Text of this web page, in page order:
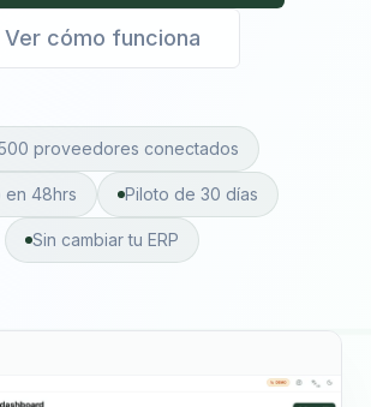
Ver cómo funciona
proveedores conectados
en 48hrs Piloto de 30 días
Sin cambiar tu ERP